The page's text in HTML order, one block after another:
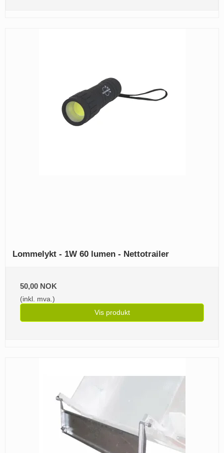
Lommelykt - 1W 60 lumen - Nettotrailer
50,00 NOK
(inkl. mva.)
Vis produkt